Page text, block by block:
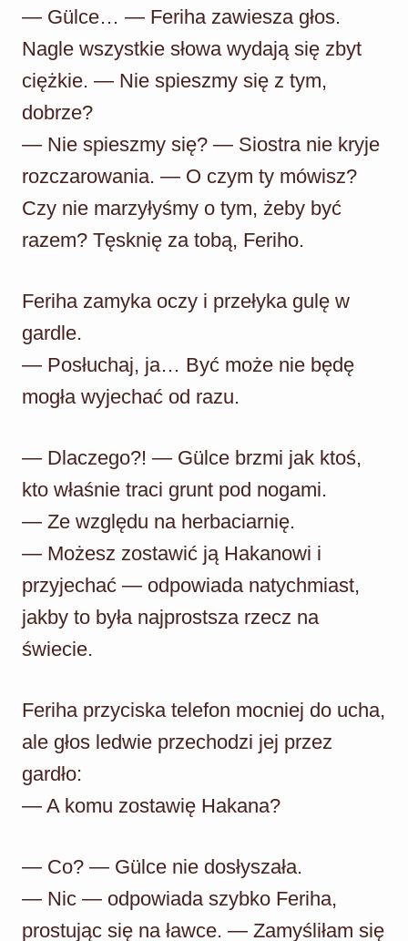
— Gülce… — Feriha zawiesza głos.
Nagle wszystkie słowa wydają się zbyt
ciężkie. — Nie spieszmy się z tym,
dobrze?
— Nie spieszmy się? — Siostra nie kryje
rozczarowania. — O czym ty mówisz?
Czy nie marzyłyśmy o tym, żeby być
razem? Tęsknię za tobą, Feriho.
Feriha zamyka oczy i przełyka gulę w
gardle.
— Posłuchaj, ja… Być może nie będę
mogła wyjechać od razu.
— Dlaczego?! — Gülce brzmi jak ktoś,
kto właśnie traci grunt pod nogami.
— Ze względu na herbaciarnię.
— Możesz zostawić ją Hakanowi i
przyjechać — odpowiada natychmiast,
jakby to była najprostsza rzecz na
świecie.
Feriha przyciska telefon mocniej do ucha,
ale głos ledwie przechodzi jej przez
gardło:
— A komu zostawię Hakana?
— Co? — Gülce nie dosłyszała.
— Nic — odpowiada szybko Feriha,
prostując się na ławce. — Zamyśliłam się